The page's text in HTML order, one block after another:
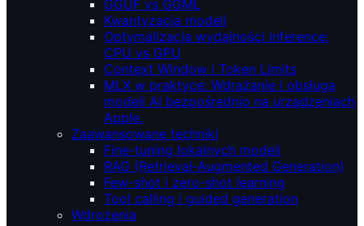
GGUF vs GGML
Kwantyzacja modeli
Optymalizacja wydajności inference:
CPU vs GPU
Context Window i Token Limits
MLX w praktyce: Wdrażanie i obsługa
modeli AI bezpośrednio na urządzeniach
Apple.
Zaawansowane techniki
Fine-tuning lokalnych modeli
RAG (Retrieval‑Augmented Generation)
Few-shot i zero-shot learning
Tool calling i guided generation
Wdrożenia